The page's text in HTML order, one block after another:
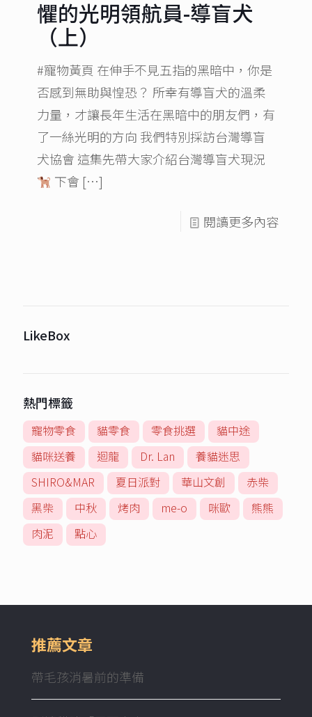
懼的光明領航員-導盲犬
（上）
#寵物黃頁 在伸手不見五指的黑暗中，你是
否感到無助與惶恐？ 所幸有導盲犬的溫柔
力量，才讓長年生活在黑暗中的朋友們，有
了一絲光明的方向 我們特別採訪台灣導盲
犬協會 這集先帶大家介紹台灣導盲犬現況
下會 […]
閱讀更多內容
LikeBox
熱門標籤
寵物零食 貓零食 零食挑選
貓中途
貓咪送養
迴龍 Dr. Lan
養貓迷思
SHIRO&MAR
夏日派對 華山文創
赤柴
黑柴
中秋 烤肉 me-o 咪歐
熊熊
肉泥
點心
推薦文章
帶毛孩消暑前的準備